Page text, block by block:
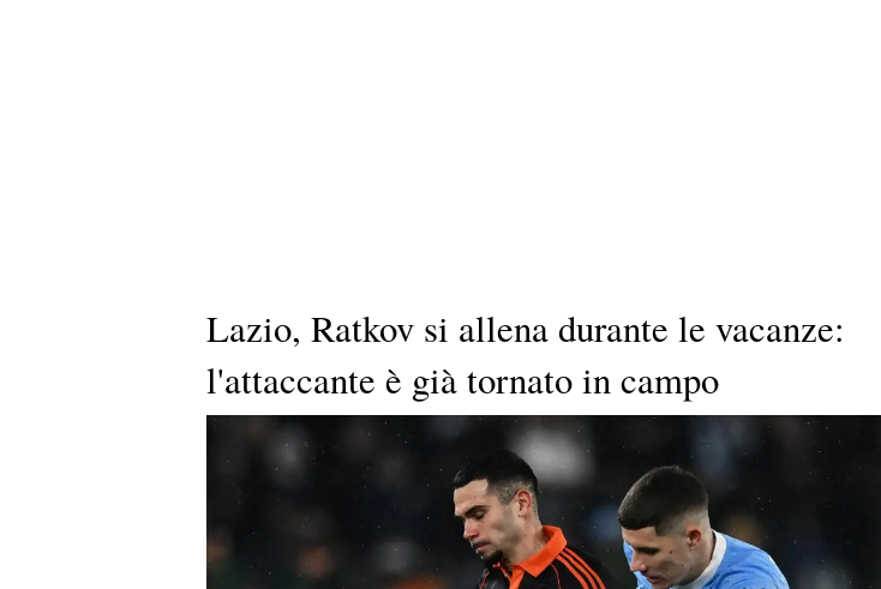
Lazio, Ratkov si allena durante le vacanze:
l'attaccante è già tornato in campo